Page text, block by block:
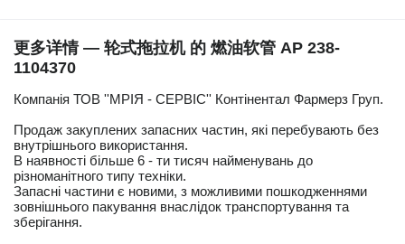
更多详情 — 轮式拖拉机 的 燃油软管 AP 238-
1104370
Компанія ТОВ ''МРІЯ - СЕРВІС'' Контінентал Фармерз Груп.
Продаж закуплених запасних частин, які перебувають без
внутрішнього використання.
В наявності більше 6 - ти тисяч найменувань до
різноманітного типу техніки.
Запасні частини є новими, з можливими пошкодженнями
зовнішнього пакування внаслідок транспортування та
зберігання.